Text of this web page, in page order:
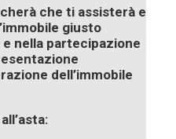
che ti assisterà e
giusto
nella partecipazione
dell’immobile